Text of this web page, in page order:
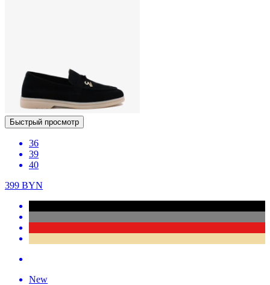
Быстрый просмотр
36
39
40
399 BYN
New